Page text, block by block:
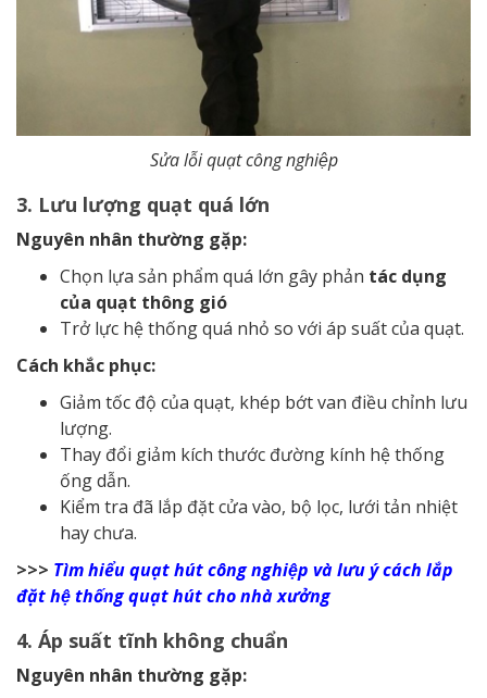
Sửa lỗi quạt công nghiệp
3. Lưu lượng quạt quá lớn
Nguyên nhân thường gặp:
Chọn lựa sản phẩm quá lớn gây phản tác dụng
của quạt thông gió
Trở lực hệ thống quá nhỏ so với áp suất của quạt.
Cách khắc phục:
Giảm tốc độ của quạt, khép bớt van điều chỉnh lưu
lượng.
Thay đổi giảm kích thước đường kính hệ thống
ống dẫn.
Kiểm tra đã lắp đặt cửa vào, bộ lọc, lưới tản nhiệt
hay chưa.
>>> Tìm hiểu quạt hút công nghiệp và lưu ý cách lắp
đặt hệ thống quạt hút cho nhà xưởng
4. Áp suất tĩnh không chuẩn
Nguyên nhân thường gặp: